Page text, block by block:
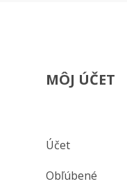
MÔJ ÚČET
Účet
Obľúbené